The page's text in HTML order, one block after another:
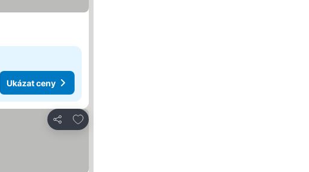
Ukázat ceny
Sdílet
Přidat na seznam oblíbených hotelů